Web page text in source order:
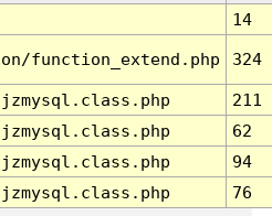
14
function_extend.php 324
211
62
94
76